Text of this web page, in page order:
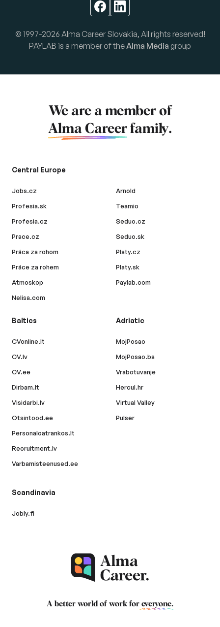
© 1997-2026 Alma Career Slovakia, All rights reserved!
PAYLAB is a member of the Alma Media group
We are a member of
Alma Career family.
Central Europe
Jobs.cz
Profesia.sk
Profesia.cz
Prace.cz
Práca za rohom
Práce za rohem
Atmoskop
Nelisa.com
Arnold
Teamio
Seduo.cz
Seduo.sk
Platy.cz
Platy.sk
Paylab.com
Baltics
CVonline.lt
CV.lv
CV.ee
Dirbam.lt
Visidarbi.lv
Otsintood.ee
Personaloatrankos.lt
Recruitment.lv
Varbamisteenused.ee
Adriatic
MojPosao
MojPosao.ba
Vrabotuvanje
Hercul.hr
Virtual Valley
Pulser
Scandinavia
Jobly.fi
A better world of work for everyone.